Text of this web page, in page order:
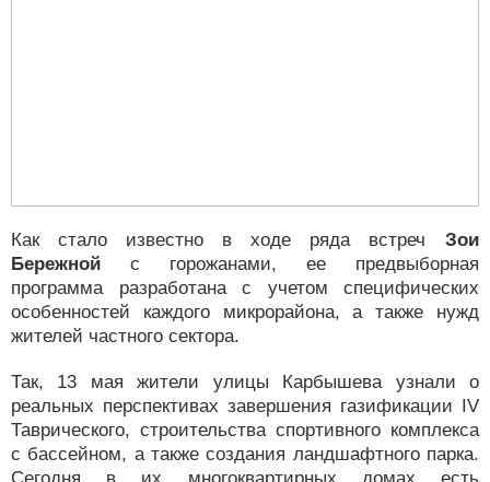
Как стало известно в ходе ряда встреч Зои
Бережной с горожанами, ее предвыборная
программа разработана с учетом специфических
особенностей каждого микрорайона, а также нужд
жителей частного сектора.
Так, 13 мая жители улицы Карбышева узнали о
реальных перспективах завершения газификации ІV
Таврического, строительства спортивного комплекса
с бассейном, а также создания ландшафтного парка.